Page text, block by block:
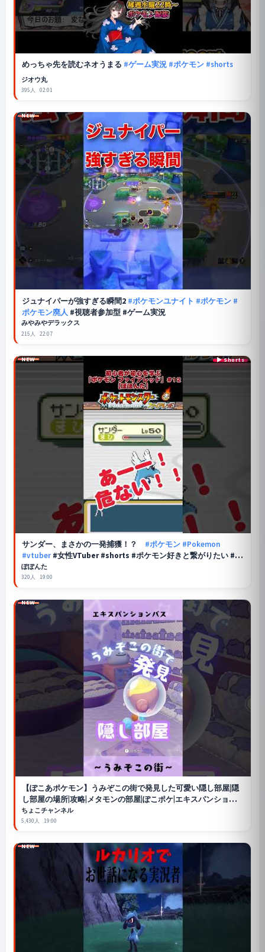
めっちゃ先を読むネオうまる #ゲーム実況 #ポケモン #shorts
ジオウ丸
395人 02:01
ジュナイパーが強すぎる瞬間2 #ポケモンユナイト #ポケモン #
ポケモン廃人 #視聴者参加型 #ゲーム実況
NEW
みやみやデラックス
215人 22:07
サンダー、まさかの一発捕獲！？ #ポケモン #Pokemon
#vtuber#女性VTuber #shorts #ポケモン好きと繋がりたい #ゲ
ーム実況
NEW
ぽぽんた
320人 19:00
【ぽこあポケモン】うみぞこの街で発見した可愛い隠し部屋|隠
し部屋の場所|攻略|メタモンの部屋|ぽこポケ|エキスパンションパ
ス|#おすすめ#ぽこあポケモン
況
NEW
ちょこチャンネル
5,430人 19:00
NEW